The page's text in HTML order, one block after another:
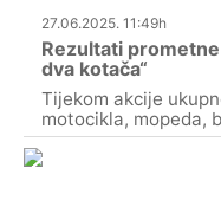
27.06.2025. 11:49h
Rezultati
dva kotača“
Tijekom akcije
motocikla, mopeda,